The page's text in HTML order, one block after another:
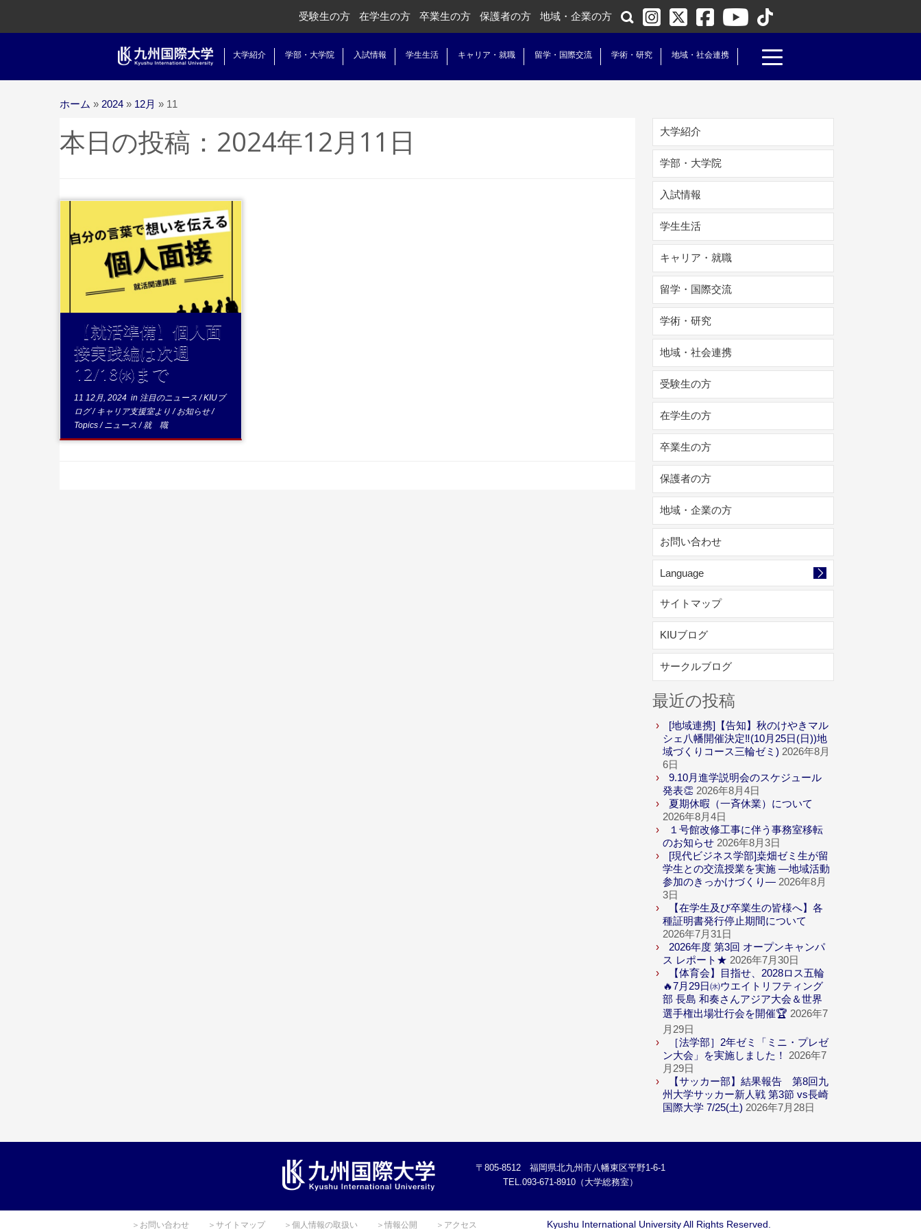
受験生の方 在学生の方 卒業生の方 保護者の方 地域・企業の方
大学紹介 学部・大学院 入試情報 学生生活 キャリア・就職 留学・国際交流 学術・研究 地域・社会連携
ホーム » 2024 » 12月 » 11
本日の投稿： 2024年12月11日
...続きを読む
【就活準備】個人面
接実践編は次週
12/18㈬まで
11 12月, 2024 in 注目のニュース/KIUブ
ログ/キャリア支援室より/お知らせ/
Topics/ニュース/就 職
大学紹介
学部・大学院
入試情報
学生生活
キャリア・就職
留学・国際交流
学術・研究
地域・社会連携
受験生の方
在学生の方
卒業生の方
保護者の方
地域・企業の方
お問い合わせ
Language
サイトマップ
KIUブログ
サークルブログ
最近の投稿
[地域連携]【告知】秋のけやきマル
シェ八幡開催決定‼(10月25日(日))地
域づくりコース三輪ゼミ) 2026年8月
6日
9.10月進学説明会のスケジュール
発表👏 2026年8月4日
夏期休暇（一斉休業）について
2026年8月4日
１号館改修工事に伴う事務室移転
のお知らせ 2026年8月3日
[現代ビジネス学部]桒畑ゼミ生が留
学生との交流授業を実施 ―地域活動
参加のきっかけづくり― 2026年8月
3日
【在学生及び卒業生の皆様へ】各
種証明書発行停止期間について
2026年7月31日
2026年度 第3回 オープンキャンパ
ス レポート★ 2026年7月30日
【体育会】目指せ、2028ロス五輪
🔥7月29日㈬ウエイトリフティング
部 長島 和奏さんアジア大会＆世界
選手権出場壮行会を開催🏆 2026年7
月29日
［法学部］2年ゼミ「ミニ・プレゼ
ン大会」を実施しました！
2026年7
月29日
【サッカー部】結果報告 第8回九
州大学サッカー新人戦 第3節 vs長崎
国際大学 7/25(土) 2026年7月28日
〒805-8512 福岡県北九州市八幡東区平野1-6-1
TEL.093-671-8910（大学総務室）
＞お問い合わせ ＞サイトマップ ＞個人情報の取扱い ＞情報公開 ＞アクセス Kyushu International University All Rights Reserved.